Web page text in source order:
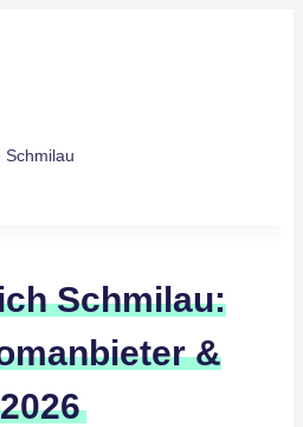
Schmilau
Schmilau:
&